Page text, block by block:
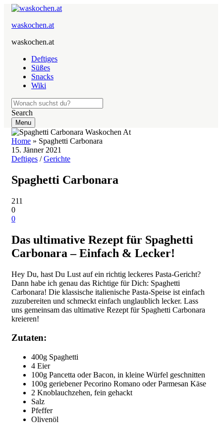
waskochen.at
waskochen.at
Deftiges
Süßes
Snacks
Wiki
Search
Menu
Home » Spaghetti Carbonara
15. Jänner 2021
Deftiges /Gerichte
Spaghetti Carbonara
211
0
0
Das ultimative Rezept für Spaghetti
Carbonara – Einfach & Lecker!
Hey Du, hast Du Lust auf ein richtig leckeres Pasta-Gericht?
Dann habe ich genau das Richtige für Dich: Spaghetti
Carbonara! Die klassische italienische Pasta-Speise ist einfach
zuzubereiten und schmeckt einfach unglaublich lecker. Lass
uns gemeinsam das ultimative Rezept für Spaghetti Carbonara
kreieren!
Zutaten:
400g Spaghetti
4 Eier
100g Pancetta oder Bacon, in kleine Würfel geschnitten
100g geriebener Pecorino Romano oder Parmesan Käse
2 Knoblauchzehen, fein gehackt
Salz
Pfeffer
Olivenöl